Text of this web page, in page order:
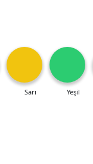
Sarı Yeşil